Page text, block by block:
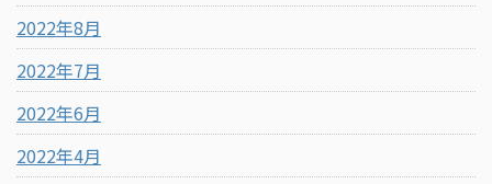
2022年8月
2022年7月
2022年6月
2022年4月